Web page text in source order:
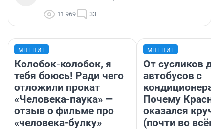
11 969 33
МНЕНИЕ
Колобок-колобок, я
тебя боюсь! Ради чего
отложили прокат
«Человека-паука» —
отзыв о фильме про
«человека-булку»
МНЕНИЕ
От сусликов до
автобусов с
Почему
оказался
(почти во